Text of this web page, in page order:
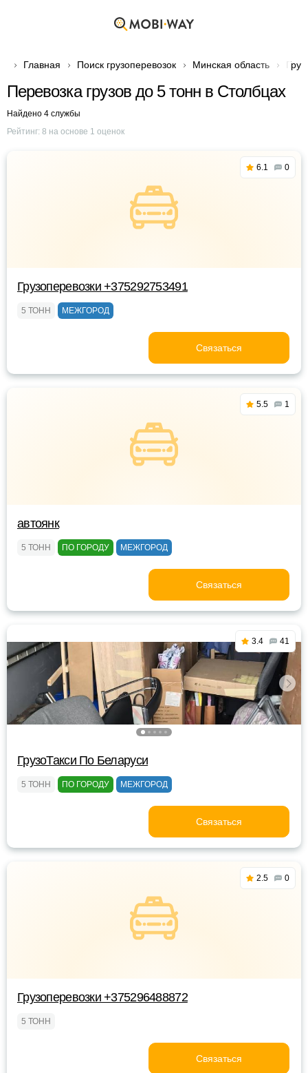
Главная Поиск грузоперевозок Минская область
Перевозка грузов до 5 тонн в Столбцах
Найдено 4 службы
Рейтинг: 8 на основе 1 оценок
6.1 0
Грузоперевозки +375292753491
5 ТОНН МЕЖГОРОД
Связаться
5.5 1
автоянк
5 ТОНН ПО ГОРОДУ МЕЖГОРОД
Связаться
3.4 41
ГрузоТакси По Беларуси
5 ТОНН ПО ГОРОДУ МЕЖГОРОД
Связаться
2.5 0
Грузоперевозки +375296488872
5 ТОНН
Связаться